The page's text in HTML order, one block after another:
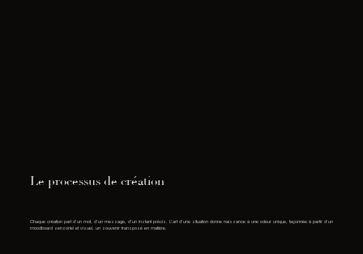
Le processus de création
Chaque création part d’un mot, d’un message, d’un instant précis. L’art d’une situation donne naissance à une odeur unique, façonnée à partir d’un
moodboard sensoriel et visuel, un souvenir transposé en matière.